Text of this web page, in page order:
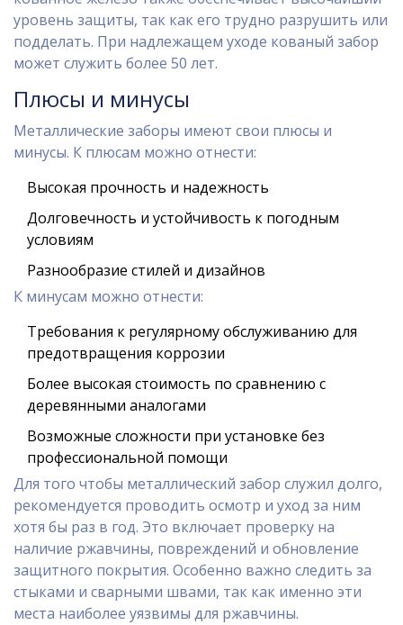
уровень защиты, так как его трудно разрушить или
подделать. При надлежащем уходе кованый забор
может служить более 50 лет.
Плюсы и минусы
Металлические заборы имеют свои плюсы и
минусы. К плюсам можно отнести:
Высокая прочность и надежность
Долговечность и устойчивость к погодным
условиям
Разнообразие стилей и дизайнов
К минусам можно отнести:
Требования к регулярному обслуживанию для
предотвращения коррозии
Более высокая стоимость по сравнению с
деревянными аналогами
Возможные сложности при установке без
профессиональной помощи
Для того чтобы металлический забор служил долго,
рекомендуется проводить осмотр и уход за ним
хотя бы раз в год. Это включает проверку на
наличие ржавчины, повреждений и обновление
защитного покрытия. Особенно важно следить за
стыками и сварными швами, так как именно эти
места наиболее уязвимы для ржавчины.